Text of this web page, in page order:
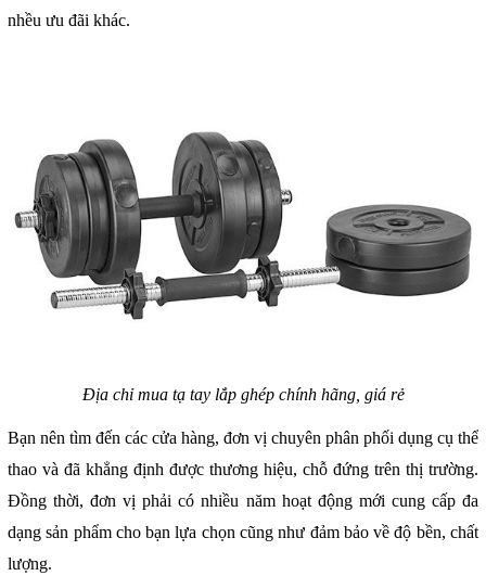
nhều ưu đãi khác.
Địa chỉ mua tạ tay lắp ghép chính hãng, giá rẻ
Bạn nên tìm đến các cửa hàng, đơn vị chuyên phân phối dụng cụ thể
thao và đã khẳng định được thương hiệu, chỗ đứng trên thị trường.
Đồng thời, đơn vị phải có nhiều năm hoạt động mới cung cấp đa
dạng sản phẩm cho bạn lựa chọn cũng như đảm bảo về độ bền, chất
lượng.